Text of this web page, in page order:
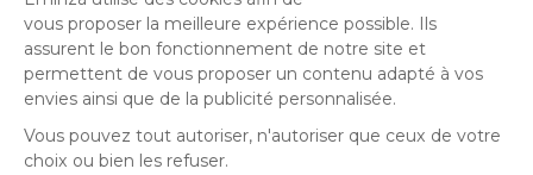
© Copyright 2025 Eminza | Tous droits réservés |
ESPAÑA
ITALIE
DEUTSCHLAND
NEDERLAND
FRA
* Vous disposez de 30 jours (à compter de la réception ou du
retrait de votre colis) pour effectuer un retour de produits et
vous faire rembourser. Hors colis volumineux